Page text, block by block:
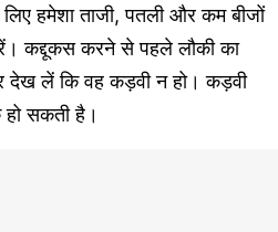
हमेशा ताजी, पतली और कम बीजों
कद्दूकस करने से पहले लौकी का
लें कि वह कड़वी न हो। कड़वी
हो सकती है।